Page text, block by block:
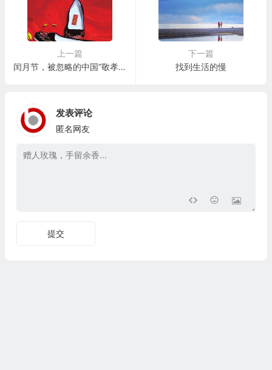
上一篇
闰月节，被忽略的中国“敬孝节”
下一篇
找到生活的慢
发表评论
匿名网友
提交